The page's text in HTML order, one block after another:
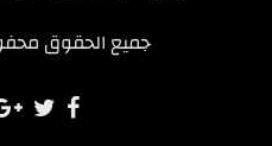
جميع الحقوق